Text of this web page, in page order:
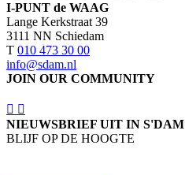
I-PUNT de WAAG
Lange Kerkstraat 39
3111 NN Schiedam
T 010 473 30 00
info@sdam.nl
JOIN OUR COMMUNITY
NIEUWSBRIEF UIT IN S'DAM
BLIJF OP DE HOOGTE